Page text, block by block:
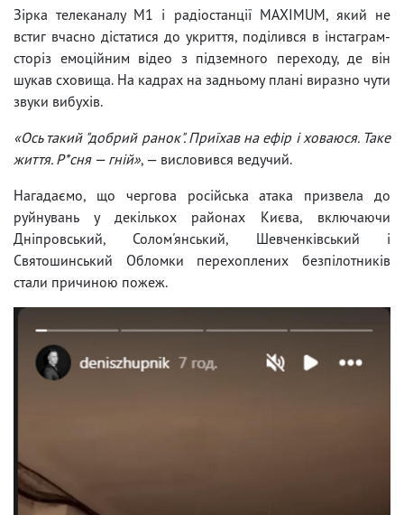
Зірка телеканалу М1 і радіостанції MAXIMUM, який не
встиг вчасно дістатися до укриття, поділився в інстаграм-
сторіз емоційним відео з підземного переходу, де він
шукав сховища. На кадрах на задньому плані виразно чути
звуки вибухів.
«Ось такий "добрий ранок". Приїхав на ефір і ховаюся. Таке
життя. Р*сня — гній», — висловився ведучий.
Нагадаємо, що чергова російська атака призвела до
руйнувань у декількох районах Києва, включаючи
Дніпровський, Солом'янський, Шевченківський і
Святошинський Обломки перехоплених безпілотників
стали причиною пожеж.